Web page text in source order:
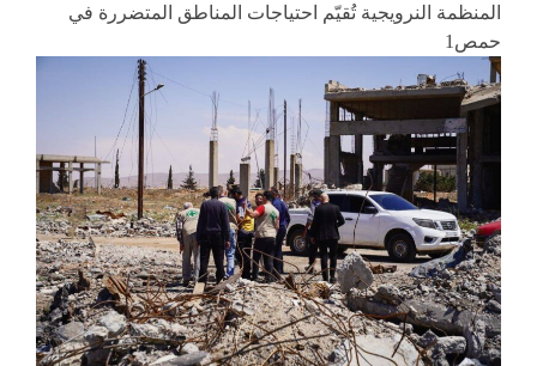
المنظمة النرويجية تُقيّم احتياجات المناطق المتضررة في
حمص1